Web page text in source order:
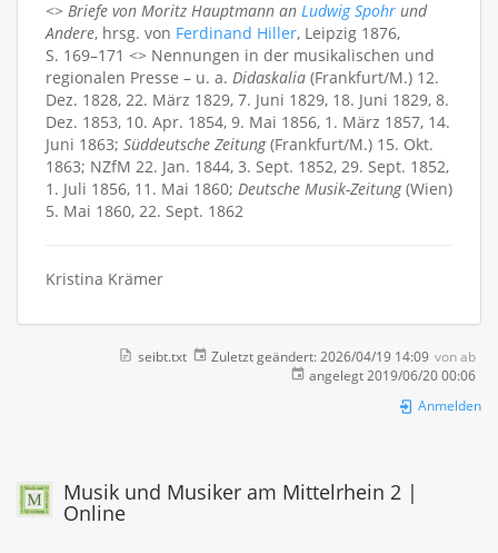
<> Briefe von Moritz Hauptmann an Ludwig Spohr und
Andere, hrsg. von Ferdinand Hiller, Leipzig 1876,
S. 169–171 <> Nennungen in der musikalischen und
regionalen Presse – u. a. Didaskalia (Frankfurt/M.) 12.
Dez. 1828, 22. März 1829, 7. Juni 1829, 18. Juni 1829, 8.
Dez. 1853, 10. Apr. 1854, 9. Mai 1856, 1. März 1857, 14.
Juni 1863; Süddeutsche Zeitung(Frankfurt/M.) 15. Okt.
1863; NZfM 22. Jan. 1844, 3. Sept. 1852, 29. Sept. 1852,
1. Juli 1856, 11. Mai 1860; Deutsche Musik-Zeitung(Wien)
5. Mai 1860, 22. Sept. 1862
Kristina Krämer
seibt.txt Zuletzt geändert: 2026/04/19 14:09 vonab
angelegt 2019/06/20 00:06
Anmelden
Musik und Musiker am Mittelrhein 2 |
Online